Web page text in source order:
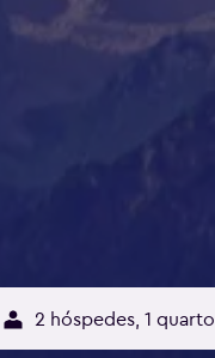
2 hóspedes, 1 quarto